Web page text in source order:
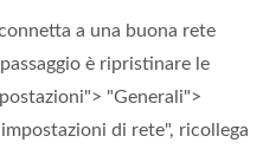
a una buona rete
è ripristinare le
"Generali">
di rete", ricollega